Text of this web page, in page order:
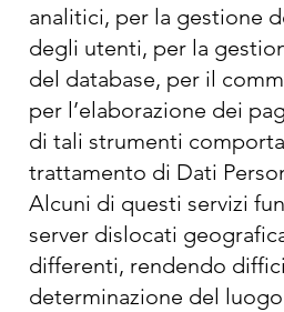
analitici, per la gestione
degli utenti, per la
del database, per il
per l’elaborazione dei
di tali strumenti
trattamento di Dati
Alcuni di questi servizi
server dislocati
differenti, rendendo
determinazione del